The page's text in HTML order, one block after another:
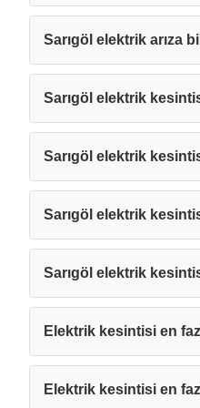
Sarıgöl elektrik arıza
Sarıgöl elektrik
Sarıgöl elektrik
Sarıgöl elektrik
Sarıgöl elektrik
Elektrik kesintisi en
Elektrik kesintisi en